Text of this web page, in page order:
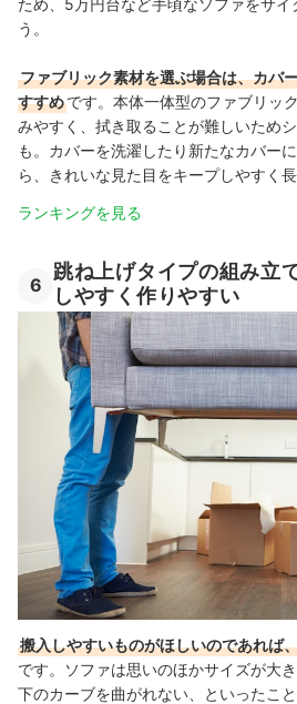
ため、5万円台など手頃なソファをサイ
う。
ファブリック素材を選ぶ場合は、カバ
すすめです。本体一体型のファブリッ
みやすく、拭き取ることが難しいため
も。カバーを洗濯したり新たなカバー
ら、きれいな見た目をキープしやすく長
ランキングを見る
6
跳ね上げタイプの組み立
しやすく作りやすい
搬入しやすいものがほしいのであれば
です。ソファは思いのほかサイズが大
下のカーブを曲がれない、といったこ